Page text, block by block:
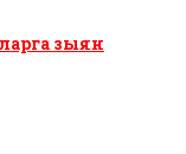
зыян